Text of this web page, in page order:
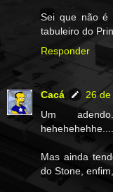
Sei que não é
tabuleiro do
Responder
Cacá
26
Um
hehehehehhe....
Mas ainda
do Stone,